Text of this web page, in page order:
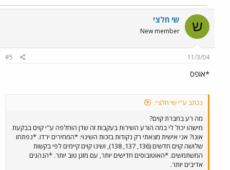
ש שי חלצי
New member
11/3/04
#5
*אופס
נכתב ע"י שי חלצי:
מה רע בחברת קוים?
מישהו יכול לי במה הורע השירות בעקבות זה שדן הוחלפה ע"י קוים בבקעת
אונו? אני אישית מצאתי רק נקודות בזכות השינוי: *המחירים ירדו. *נפתחו
שלושה קוים חדשים (136, 137, 138), ושינו קוים קיימים לפי בקשות
המשתמשים. *האוטובוסים חדישים יותר, עם מזגן טוב יותר. *הנהגים
אדיבים יותר.